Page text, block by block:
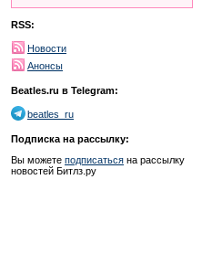
RSS:
Новости
Анонсы
Beatles.ru в Telegram:
beatles_ru
Подписка на рассылку:
Вы можете подписаться на рассылку
новостей Битлз.ру